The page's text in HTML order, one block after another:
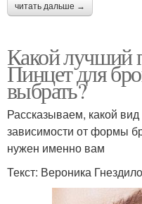
читать дальше →
Какой лучший
Пинцет для
выбрать?
Рассказываем, какой
зависимости от формы
нужен именно вам
Текст: Вероника